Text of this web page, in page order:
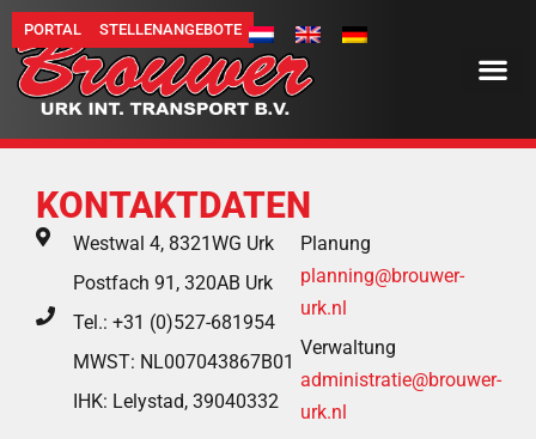
PORTAL STELLENANGEBOTE
KONTAKTDATEN
Westwal 4, 8321WG Urk
Postfach 91, 320AB Urk
Tel.: +31 (0)527-681954
MWST: NL007043867B01
IHK: Lelystad, 39040332
Planung
planning@brouwer-
urk.nl
Verwaltung
administratie@brouwer-
urk.nl